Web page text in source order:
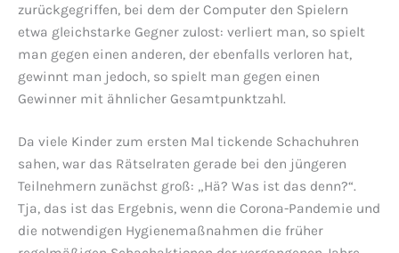
zurückgegriffen, bei dem der Computer den Spielern
etwa gleichstarke Gegner zulost: verliert man, so spielt
man gegen einen anderen, der ebenfalls verloren hat,
gewinnt man jedoch, so spielt man gegen einen
Gewinner mit ähnlicher Gesamtpunktzahl.
Da viele Kinder zum ersten Mal tickende Schachuhren
sahen, war das Rätselraten gerade bei den jüngeren
Teilnehmern zunächst groß: „Hä? Was ist das denn?“.
Tja, das ist das Ergebnis, wenn die Corona-Pandemie und
die notwendigen Hygienemaßnahmen die früher